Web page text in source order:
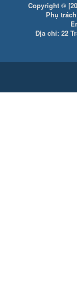
Copyright ©
Phụ
Địa chỉ: 22